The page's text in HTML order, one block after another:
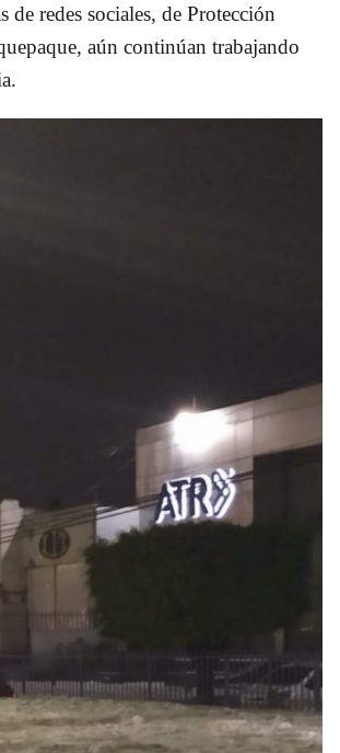
de redes sociales, de Protección
aún continúan trabajando